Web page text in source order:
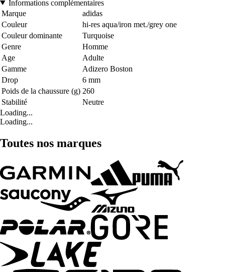
Informations complémentaires
Marque
adidas
Couleur
hi-res aqua/iron met./grey one
Couleur dominante
Turquoise
Genre
Homme
Age
Adulte
Gamme
Adizero Boston
Drop
6 mm
Poids de la chaussure (g) 260
Stabilité
Neutre
Loading...
Loading...
Toutes nos marques